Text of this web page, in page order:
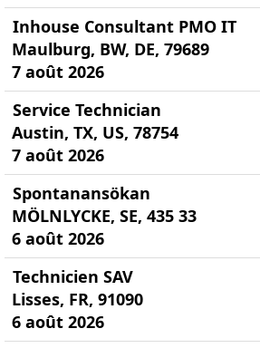
Inhouse Consultant PMO IT
Maulburg, BW, DE, 79689
7 août 2026
Service Technician
Austin, TX, US, 78754
7 août 2026
Spontanansökan
MÖLNLYCKE, SE, 435 33
6 août 2026
Technicien SAV
Lisses, FR, 91090
6 août 2026